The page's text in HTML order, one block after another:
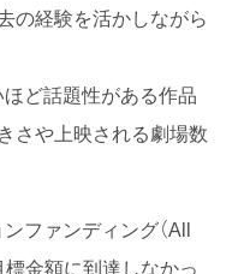
の経験を活かしながら
ど話題性がある作品
さや上映される劇場数
ファンディング（All
標金額に到達しなかっ